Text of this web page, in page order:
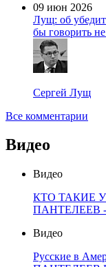
09 июн 2026
Лущ: об
бы говорить не
Сергей Лущ
Все комментарии
Видео
Видео
КТО ТАКИЕ
ПАНТЕЛЕЕВ -
Видео
Русские в